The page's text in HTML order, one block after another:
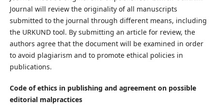
Journal will review the originality of all manuscripts
submitted to the journal through different means, including
the URKUND tool. By submitting an article for review, the
authors agree that the document will be examined in order
to avoid plagiarism and to promote ethical policies in
publications.
Code of ethics in publishing and agreement on possible
editorial malpractices